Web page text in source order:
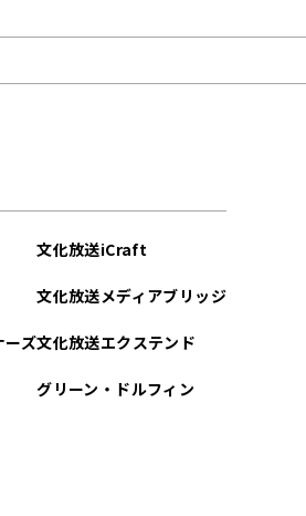
ーズ
文化放送iCraft
文化放送メディアブリッジ
文化放送エクステンド
グリーン・ドルフィン